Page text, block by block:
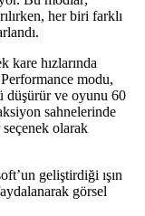
her biri farklı
kare hızlarında
modu,
düşürür ve oyunu 60
sahnelerinde
olarak
geliştirdiği ışın
görsel